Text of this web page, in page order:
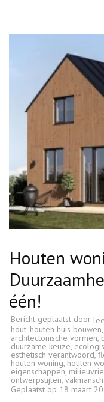
Houten
één!
Bericht geplaatst door
hout, houten huis bouwen,
architectonische vormen,
duurzame keuze,
esthetisch verantwoord,
houten woning, houten
eigenschappen,
ontwerpstijlen,
Geplaatst op 18 maart